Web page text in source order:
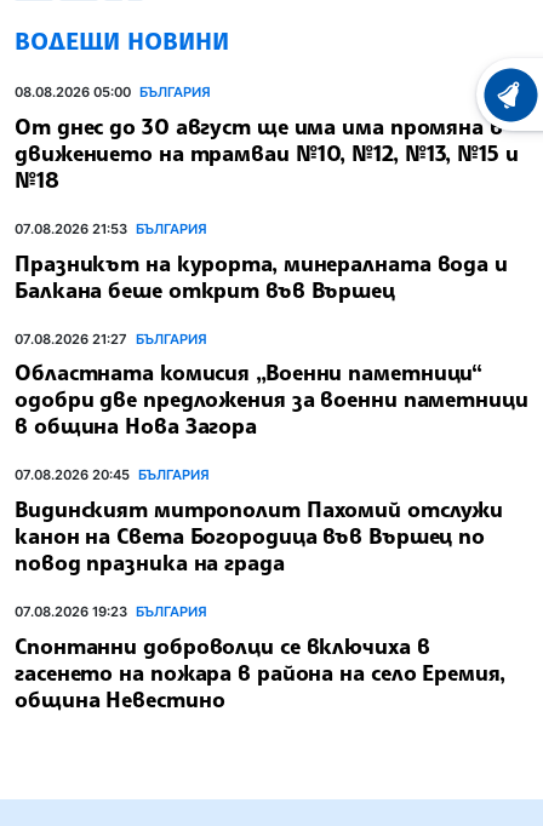
ВОДЕЩИ НОВИНИ
08.08.2026 05:00 БЪЛГАРИЯ
От днес до 30 август ще има има промяна в
движението на трамваи №10, №12, №13, №15 и
№18
07.08.2026 21:53 БЪЛГАРИЯ
Празникът на курорта, минералната вода и
Балкана беше открит във Вършец
07.08.2026 21:27 БЪЛГАРИЯ
Областната комисия „Военни паметници“
одобри две предложения за военни паметници
в община Нова Загора
07.08.2026 20:45 БЪЛГАРИЯ
Видинският митрополит Пахомий отслужи
канон на Света Богородица във Вършец по
повод празника на града
07.08.2026 19:23 БЪЛГАРИЯ
Спонтанни доброволци се включиха в
гасенето на пожара в района на село Еремия,
община Невестино